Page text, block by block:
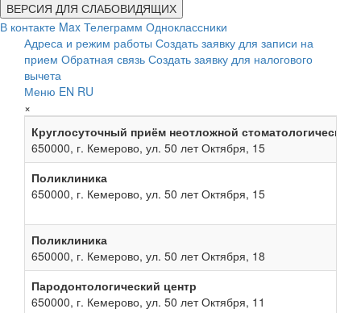
ВЕРСИЯ ДЛЯ СЛАБОВИДЯЩИХ
В контакте Max Телеграмм Одноклассники
Адреса и режим работы Создать заявку для записи на
прием Обратная связь Создать заявку для налогового
вычета
Меню EN RU
×
Круглосуточный приём неотложной
650000, г. Кемерово, ул. 50 лет Октября, 15
Поликлиника
650000, г. Кемерово, ул. 50 лет Октября, 15
Поликлиника
650000, г. Кемерово, ул. 50 лет Октября, 18
Пародонтологический центр
650000, г. Кемерово, ул. 50 лет Октября, 11